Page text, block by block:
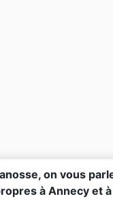
on vous
à Annecy et